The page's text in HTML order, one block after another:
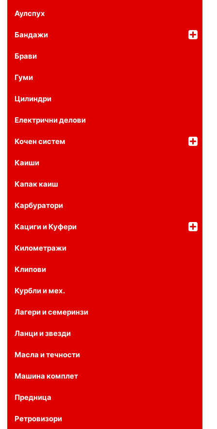
Аулспух
Бандажи
Брави
Гуми
Цилиндри
Електрични делови
Кочен систем
Каиши
Капак каиш
Карбуратори
Кациги и Куфери
Километражи
Клипови
Курбли и мех.
Лагери и семеринзи
Ланци и звезди
Масла и течности
Машина комплет
Предница
Ретровизори